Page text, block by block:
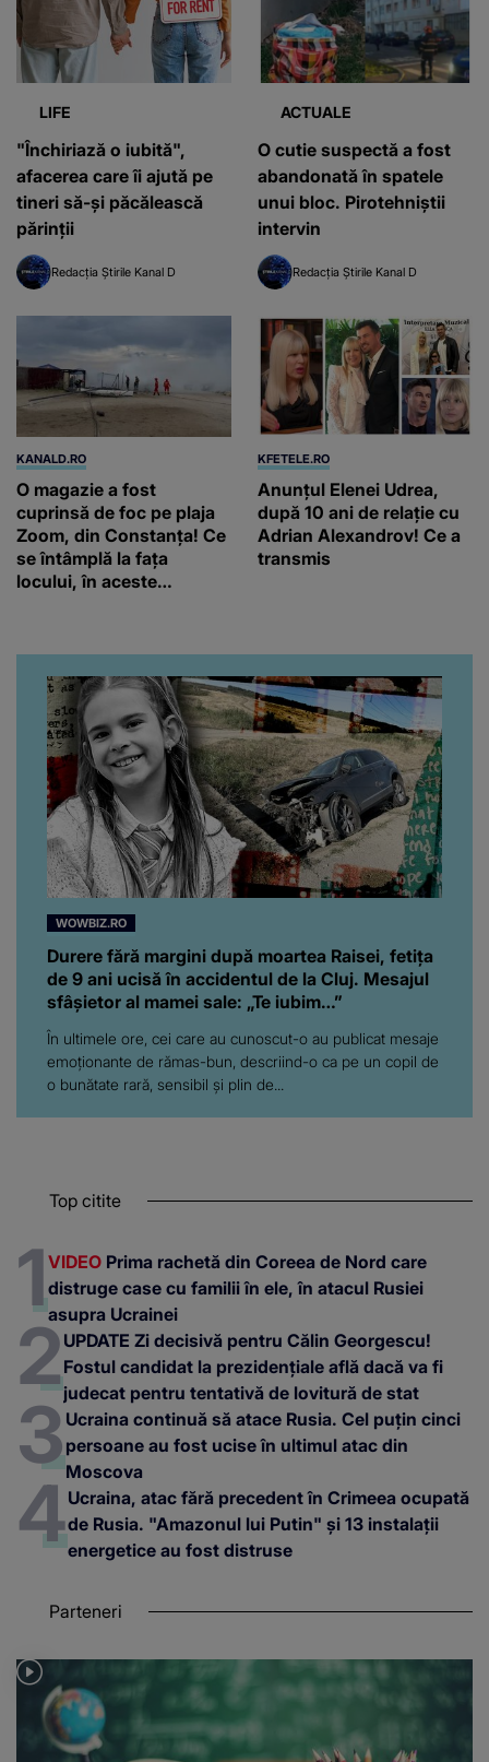
LIFE
"Închiriază o iubită",
afacerea care îi ajută pe
tineri să-și păcălească
părinții
Redacția Știrile Kanal D
ACTUALE
O cutie suspectă a fost
abandonată în spatele
unui bloc. Pirotehniștii
intervin
Redacția Știrile Kanal D
KANALD.RO
O magazie a fost
cuprinsă de foc pe plaja
Zoom, din Constanța! Ce
se întâmplă la fața
locului, în aceste
KFETELE.RO
Anunțul Elenei Udrea,
după 10 ani de relație cu
Adrian Alexandrov! Ce a
transmis
WOWBIZ.RO
Durere fără margini după moartea Raisei, fetița
de 9 ani ucisă în accidentul de la Cluj. Mesajul
sfâșietor al mamei sale: „Te iubim…”
În ultimele ore, cei care au cunoscut-o au publicat mesaje
emoționante de rămas-bun, descriind-o ca pe un copil de
o bunătate rară, sensibil și plin de...
Top citite
VIDEO Prima rachetă din Coreea de Nord care
distruge case cu familii în ele, în atacul Rusiei
asupra Ucrainei
UPDATE Zi decisivă pentru Călin Georgescu!
Fostul candidat la prezidențiale află dacă va fi
judecat pentru tentativă de lovitură de stat
Ucraina continuă să atace Rusia. Cel puțin cinci
persoane au fost ucise în ultimul atac din
Moscova
Ucraina, atac fără precedent în Crimeea ocupată
de Rusia. "Amazonul lui Putin" și 13 instalații
energetice au fost distruse
Parteneri